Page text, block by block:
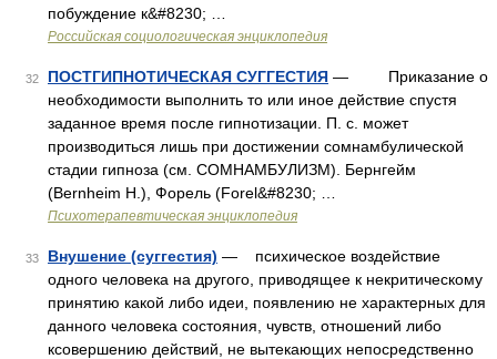
побуждение к&#8230; …
Российская социологическая энциклопедия
32 ПОСТГИПНОТИЧЕСКАЯ СУГГЕСТИЯ — Приказание о
необходимости выполнить то или иное действие спустя
заданное время после гипнотизации. П. с. может
производиться лишь при достижении сомнамбулической
стадии гипноза (см. СОМНАМБУЛИЗМ). Бернгейм
(Bernheim H.), Форель (Forel&#8230; …
Психотерапевтическая энциклопедия
33 Внушение (суггестия) — психическое воздействие
одного человека на другого, приводящее к некритическому
принятию какой либо идеи, появлению не характерных для
данного человека состояния, чувств, отношений либо
ксовершению действий, не вытекающих непосредственно